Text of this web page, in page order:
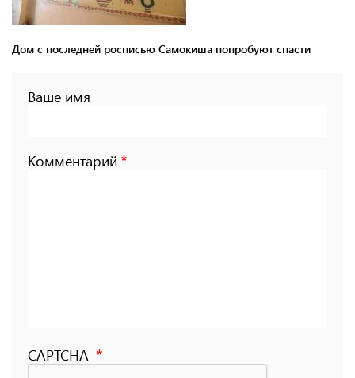
Дом с последней росписью Самокиша попробуют спасти
Ваше имя
Комментарий
CAPTCHA